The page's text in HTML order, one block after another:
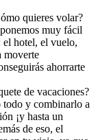
quieres volar?
muy fácil
el hotel, el vuelo,
moverte
ahorrarte
de vacaciones?
todo y combinarlo a
¡y hasta un
de eso, el